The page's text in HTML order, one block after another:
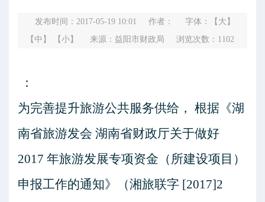
发布时间：2017-05-19 10:01 作者： 字体：
【大】
【中】
【小】 来源：益阳市财政局 浏览次数： 1102
：
为完善提升旅游公共服务供给， 根据《湖
南省旅游发会 湖南省财政厅关于做好
2017 年旅游发展专项资金（所建设项目）
申报工作的通知》（湘旅联字 [2017]2